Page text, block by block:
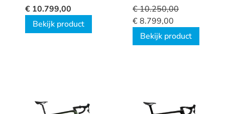
Red XPLR 1×13
€ 10.799,00
Bekijk product
€10.250,00
€8.799,00
Bekijk product